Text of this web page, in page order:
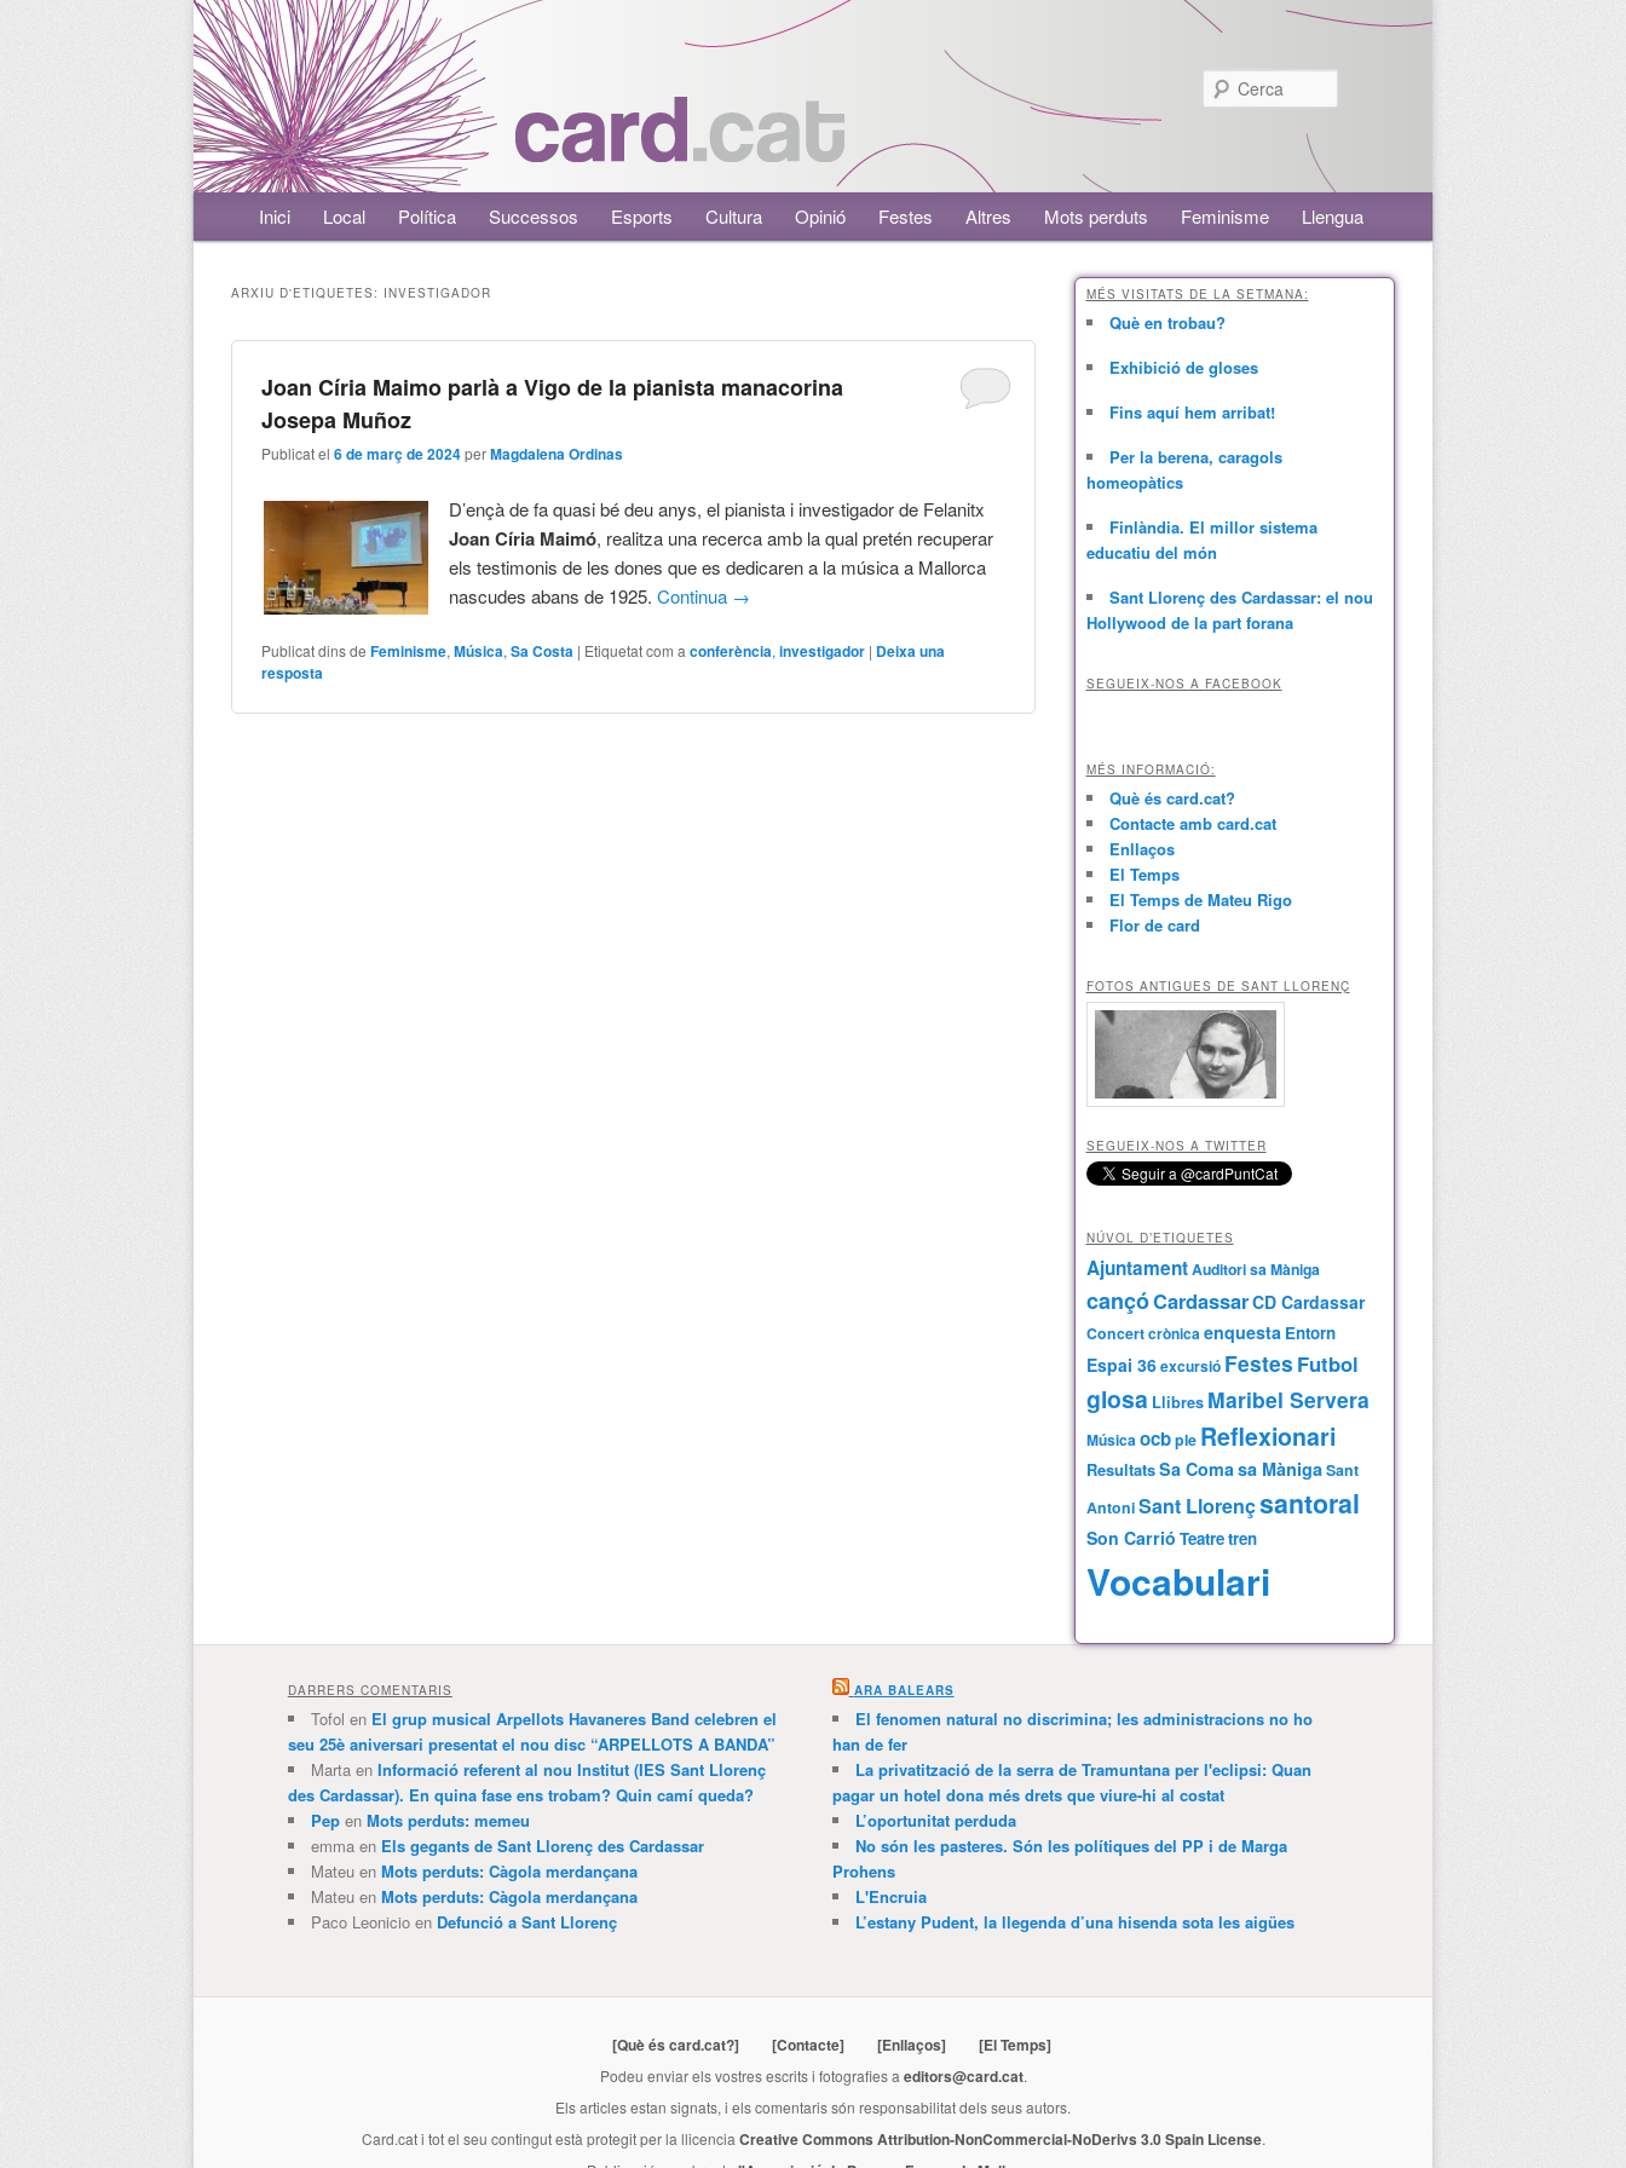
Menú principalAneu al contingut principal
Aneu al contingut secundari
Inici Local Política Successos Esports Cultura Opinió Festes Altres Mots perduts Feminisme Llengua
ARXIU D'ETIQUETES: INVESTIGADOR
Joan Círia Maimo parlà a Vigo de la pianista manacorina
Josepa Muñoz
Publicat el6 de març de 2024perMagdalena Ordinas
D’ençà de fa quasi bé deu anys, el pianista i investigador de Felanitx
Joan Círia Maimó, realitza una recerca amb la qual pretén recuperar
els testimonis de les dones que es dedicaren a la música a Mallorca
nascudes abans de 1925.Continua →
Publicat dins de Feminisme,Música,Sa Costa | Etiquetat com a conferència,investigador | Deixa una
resposta
MÉS VISITATS DE LA SETMANA:
Què en trobau?
Exhibició de gloses
Fins aquí hem arribat!
Per la berena, caragols
homeopàtics
Finlàndia. El millor sistema
educatiu del món
Sant Llorenç des Cardassar: el nou
Hollywood de la part forana
SEGUEIX-NOS A FACEBOOK
MÉS INFORMACIÓ:
Què és card.cat?
Contacte amb card.cat
Enllaços
El Temps
El Temps de Mateu Rigo
Flor de card
FOTOS ANTIGUES DE SANT LLORENÇ
SEGUEIX-NOS A TWITTER
NÚVOL D’ETIQUETES
AjuntamentAuditori sa Màniga
cançóCardassarCD Cardassar
Concertcrònicaenquesta Entorn
Espai 36excursió Festes Futbol
glosa Llibres Maribel Servera
Músicaocbple Reflexionari
ResultatsSa Comasa MànigaSant
AntoniSant Llorençsantoral
Son Carrió Teatretren
Vocabulari
DARRERS COMENTARIS
Tofol en El grup musical Arpellots Havaneres Band celebren el
seu 25è aniversari presentat el nou disc “ARPELLOTS A BANDA”
Martaen Informació referent al nou Institut (IES Sant Llorenç
des Cardassar). En quina fase ens trobam? Quin camí queda?
Pepen Mots perduts: memeu
emmaen Els gegants de Sant Llorenç des Cardassar
Mateuen Mots perduts: Càgola merdançana
Mateuen Mots perduts: Càgola merdançana
Paco Leonicioen Defunció a Sant Llorenç
ARA BALEARS
El fenomen natural no discrimina; les administracions no ho
han de fer
La privatització de la serra de Tramuntana per l'eclipsi: Quan
pagar un hotel dona més drets que viure-hi al costat
L’oportunitat perduda
No són les pasteres. Són les polítiques del PP i de Marga
Prohens
L'Encruia
L’estany Pudent, la llegenda d’una hisenda sota les aigües
[Què és card.cat?] [Contacte] [Enllaços] [El Temps]
Podeu enviar els vostres escrits i fotografies a editors@card.cat.
Els articles estan signats, i els comentaris són responsabilitat dels seus autors.
Card.cati tot el seu contingut està protegit per la llicencia Creative Commons Attribution-NonCommercial-NoDerivs 3.0 Spain License.